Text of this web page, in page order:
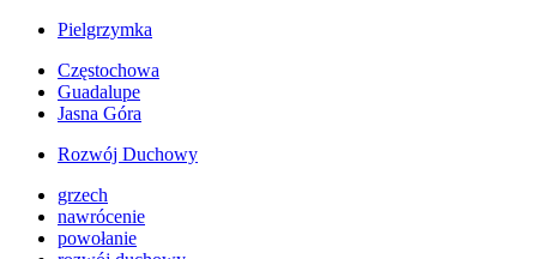
Pielgrzymka
Częstochowa
Guadalupe
Jasna Góra
Rozwój Duchowy
grzech
nawrócenie
powołanie